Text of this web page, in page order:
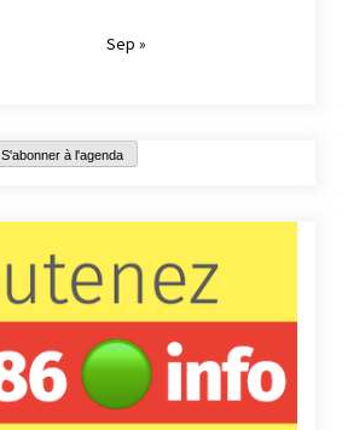
Sep »
S'abonner à l'agenda